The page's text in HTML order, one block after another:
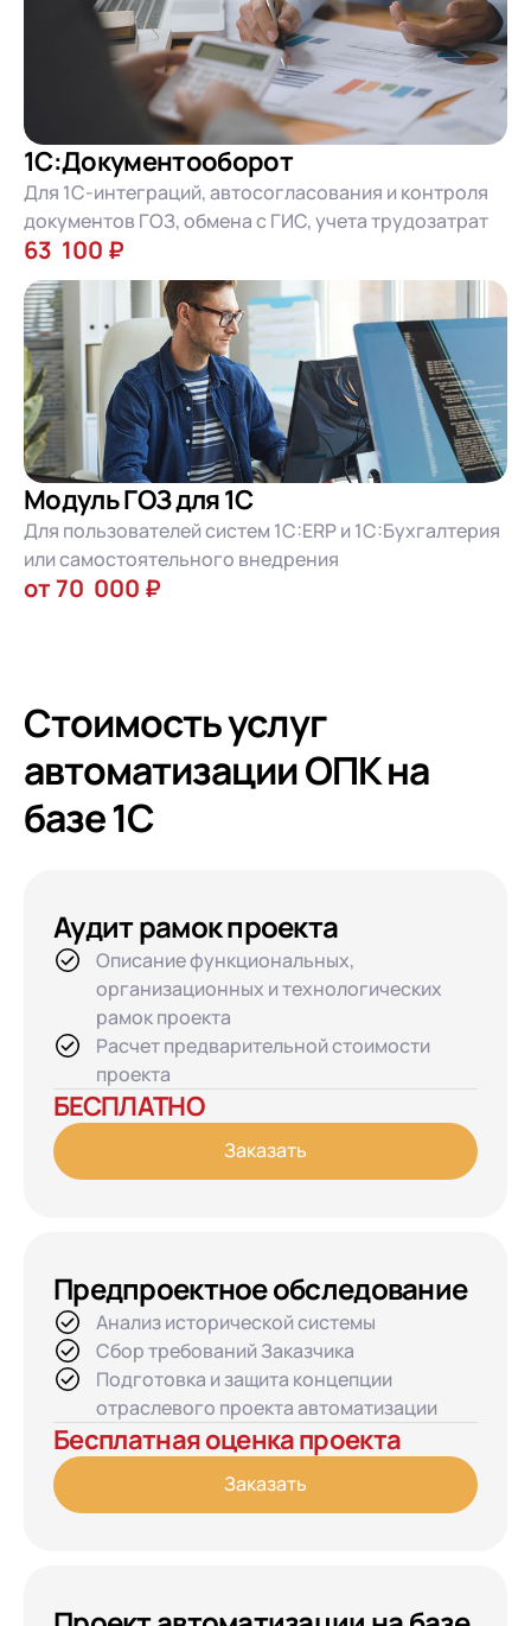
1С:Документооборот
Для 1С-интеграций, автосогласования и контроля
документов ГОЗ, обмена с ГИС, учета трудозатрат
63 100 ₽
Модуль ГОЗ для 1С
Для пользователей систем 1С:ERP и 1С:Бухгалтерия
или самостоятельного внедрения
от 70 000 ₽
Стоимость услуг
автоматизации ОПК на
базе 1С
Аудит рамок проекта
Описание функциональных,
организационных и технологических
рамок проекта
Расчет предварительной стоимости
проекта
БЕСПЛАТНО
Заказать
Предпроектное обследование
Анализ исторической системы
Сбор требований Заказчика
Подготовка и защита концепции
отраслевого проекта автоматизации
Бесплатная оценка проекта
Заказать